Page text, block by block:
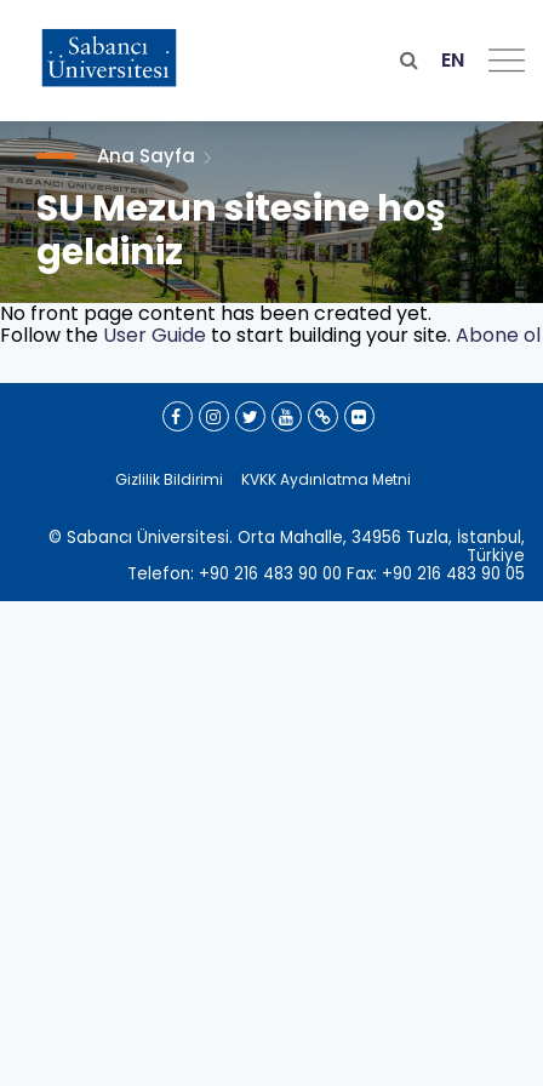
içeriğe
EN
Ana Sayfa
SU Mezun sitesine hoş
geldiniz
No front page content has been created yet.
Follow the User Guide to start building your site. Abone ol
Gizlilik Bildirimi KVKK Aydınlatma Metni
© Sabancı Üniversitesi. Orta Mahalle, 34956 Tuzla, İstanbul,
Türkiye
Telefon: +90 216 483 90 00 Fax: +90 216 483 90 05